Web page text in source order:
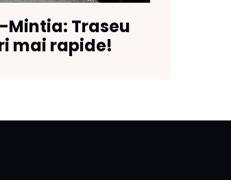
Traseu
mai rapide!